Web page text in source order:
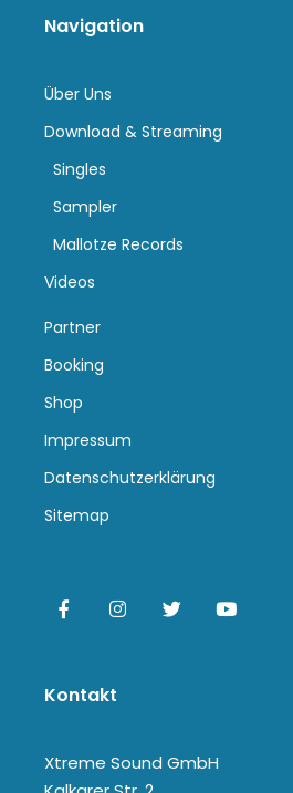
Navigation
Über Uns
Download & Streaming
Singles
Sampler
Mallotze Records
Videos
Partner
Booking
Shop
Impressum
Datenschutzerklärung
Sitemap
Kontakt
Xtreme Sound GmbH